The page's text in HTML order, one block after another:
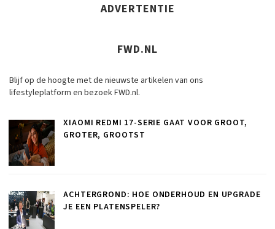
ADVERTENTIE
FWD.NL
Blijf op de hoogte met de nieuwste artikelen van ons
lifestyleplatform en bezoek FWD.nl.
XIAOMI REDMI 17-SERIE GAAT VOOR GROOT,
GROTER, GROOTST
ACHTERGROND: HOE ONDERHOUD EN UPGRADE
JE EEN PLATENSPELER?